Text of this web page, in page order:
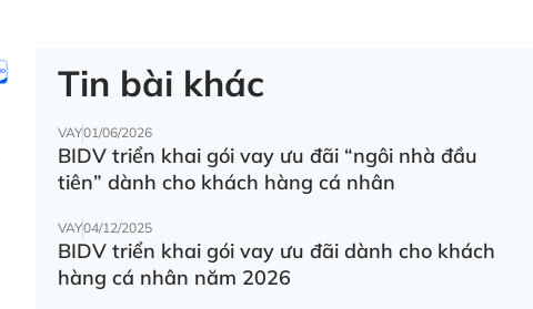
Tin bài khác
VAY01/06/2026
BIDV triển khai gói vay ưu đãi “ngôi nhà đầu
tiên” dành cho khách hàng cá nhân
VAY04/12/2025
BIDV triển khai gói vay ưu đãi dành cho khách
hàng cá nhân năm 2026